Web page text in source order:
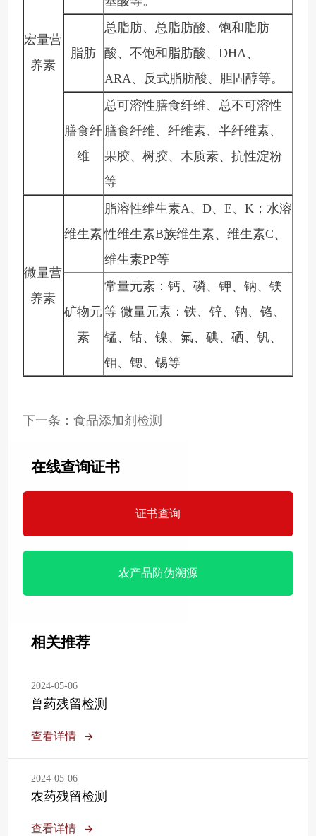
宏量营
养素
脂肪
总脂肪、总脂肪酸、饱和脂肪
酸、不饱和脂肪酸、 DHA、
ARA、反式脂肪酸、胆固醇等。
膳食纤
维
总可溶性膳食纤维、总不可溶性
膳食纤维、纤维素、半纤维素、
果胶、树胶、木质素、抗性淀粉
等
微量营
养素
维生素
脂溶性维生素A、D、E、K；水溶
性维生素B族维生素、维生素C、
维生素PP等
矿物元
素
常量元素：钙、磷、钾、钠、镁
等 微量元素：铁、锌、钠、铬、
锰、钴、镍、氟、碘、硒、钒、
钼、锶、锡等
下一条：食品添加剂检测
在线查询证书
证书查询
农产品防伪溯源
相关推荐
2024-05-06
兽药残留检测
查看详情
2024-05-06
农药残留检测
查看详情